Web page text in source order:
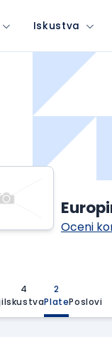
Iskustva
Oceni
4
Iskustva
2
PlatePoslovi